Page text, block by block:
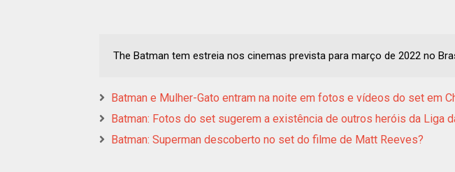
The Batman tem estreia nos cinemas prevista para março de 2022 no
Batman e Mulher-Gato entram na noite em fotos e vídeos do set em
Batman: Fotos do set sugerem a existência de outros heróis da Liga
Batman: Superman descoberto no set do filme de Matt Reeves?